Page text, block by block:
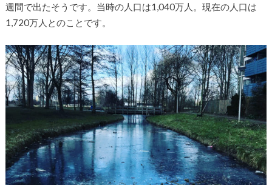
週間で出たそうです。当時の人口は1,040万人。現在の人口は
1,720万人とのことです。